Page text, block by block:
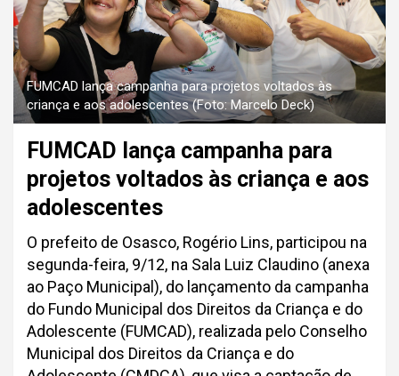
FUMCAD lança campanha para projetos voltados às
criança e aos adolescentes (Foto: Marcelo Deck)
FUMCAD lança campanha para
projetos voltados às criança e aos
adolescentes
O prefeito de Osasco, Rogério Lins, participou na
segunda-feira, 9/12, na Sala Luiz Claudino (anexa
ao Paço Municipal), do lançamento da campanha
do Fundo Municipal dos Direitos da Criança e do
Adolescente (FUMCAD), realizada pelo Conselho
Municipal dos Direitos da Criança e do